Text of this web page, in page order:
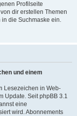
Profilseite
dir erstellen Themen
die Suchmaske ein.
und einem
Lesezeichen in Web-
Update. Seit phpBB 3.1
eine
wird. Abonnements